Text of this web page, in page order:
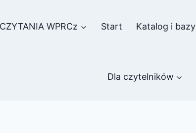
WPRCz Start Katalog i bazy
Dla czytelników